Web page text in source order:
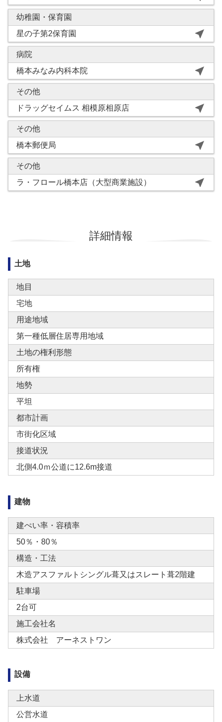
幼稚園・保育園
星の子第2保育園
near_me
病院
橋本みなみ内科本院
near_me
その他
ドラッグセイムス 相模原相原店
near_me
その他
橋本郵便局
near_me
その他
ラ・フロール橋本店（大型商業施設）
near_me
詳細情報
土地
地目
宅地
用途地域
第一種低層住居専用地域
土地の権利形態
所有権
地勢
平坦
都市計画
市街化区域
接道状況
北側4.0ｍ公道に12.6m接道
建物
建ぺい率・容積率
50％・80％
構造・工法
木造アスファルトシングル葺又はスレート葺2階建
駐車場
2台可
施工会社名
株式会社 アーネストワン
設備
上水道
公営水道